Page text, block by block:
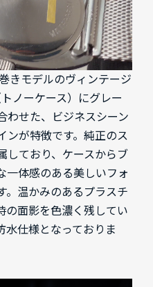
きモデルのヴィンテージ
ノーケース）にグレー
わせた、ビジネスシーン
ンが特徴です。純正のス
しており、ケースからブ
一体感のある美しいフォ
。温かみのあるプラスチ
の面影を色濃く残してい
水仕様となっておりま